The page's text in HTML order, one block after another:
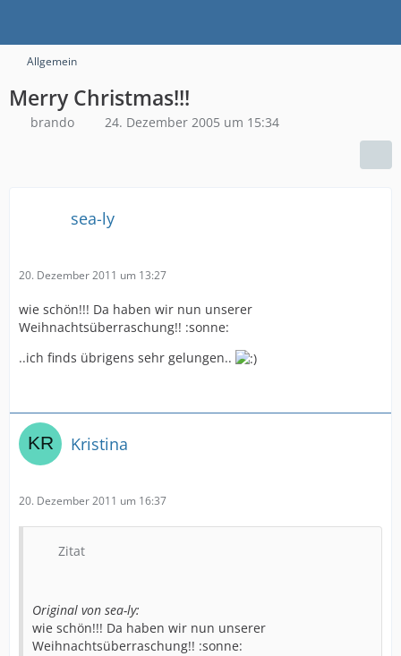
Allgemein
Merry Christmas!!!
brando 24. Dezember 2005 um 15:34
sea-ly
20. Dezember 2011 um 13:27
wie schön!!! Da haben wir nun unserer
Weihnachtsüberraschung!! :sonne:
..ich finds übrigens sehr gelungen..
Kristina
20. Dezember 2011 um 16:37
Zitat
Original von sea-ly:
wie schön!!! Da haben wir nun unserer
Weihnachtsüberraschung!! :sonne: